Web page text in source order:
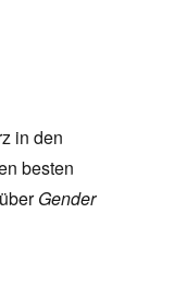
in den
besten
Gender